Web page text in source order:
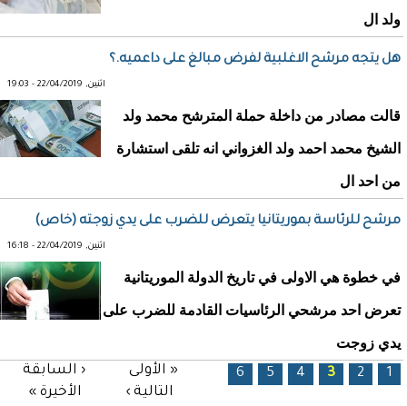
ولد ال
هل يتجه مرشح الاغلبية لفرض مبالغ على داعميه.؟
اثنين, 22/04/2019 - 19:03
قالت مصادر من داخلة حملة المترشح محمد ولد
الشيخ محمد احمد ولد الغزواني انه تلقى استشارة
من احد ال
مرشح للرئاسة بموريتانيا يتعرض للضرب على يدي زوجته (خاص)
اثنين, 22/04/2019 - 16:18
في خطوة هي الاولى في تاريخ الدولة الموريتانية
تعرض احد مرشحي الرئاسيات القادمة للضرب على
يدي زوجت
الصفحات
« الأولى ‹ السابقة 1
2
3
4
5
6
التالية ›
الأخيرة »